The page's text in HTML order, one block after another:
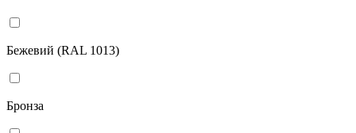
Бежевий (RAL 1013)
Бронза